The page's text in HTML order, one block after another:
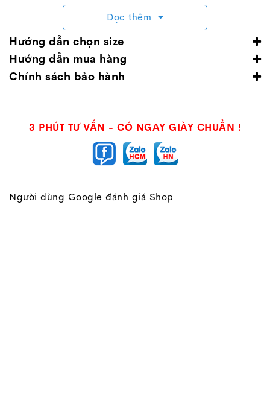
Đọc thêm
Hướng dẫn chọn size
Hướng dẫn mua hàng
Chính sách bảo hành
3 PHÚT TƯ VẤN - CÓ NGAY GIÀY CHUẨN !
Người dùng Google đánh giá Shop